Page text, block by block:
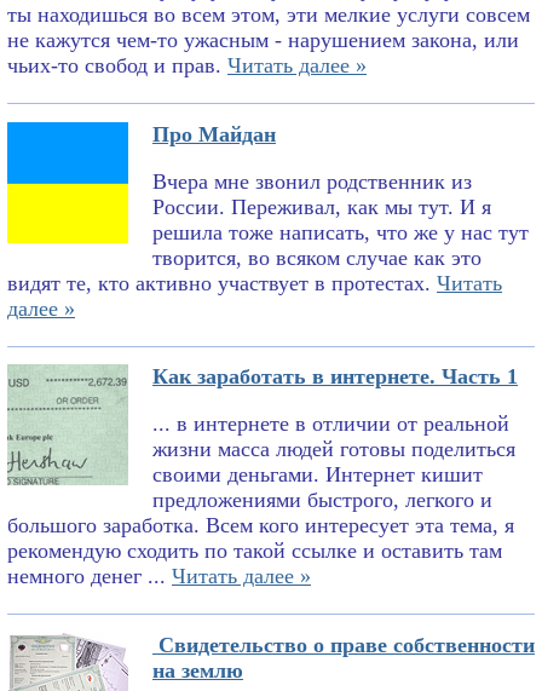
ты находишься во всем этом, эти мелкие услуги совсем
не кажутся чем-то ужасным - нарушением закона, или
чьих-то свобод и прав. Читать далее »
Про Майдан
Вчера мне звонил родственник из
России. Переживал, как мы тут. И я
решила тоже написать, что же у нас тут
творится, во всяком случае как это
видят те, кто активно участвует в протестах. Читать
далее »
Как заработать в интернете. Часть 1
... в интернете в отличии от реальной
жизни масса людей готовы поделиться
своими деньгами. Интернет кишит
предложениями быстрого, легкого и
большого заработка. Всем кого интересует эта тема, я
рекомендую сходить по такой ссылке и оставить там
немного денег ... Читать далее »
Свидетельство о праве собственности
на землю